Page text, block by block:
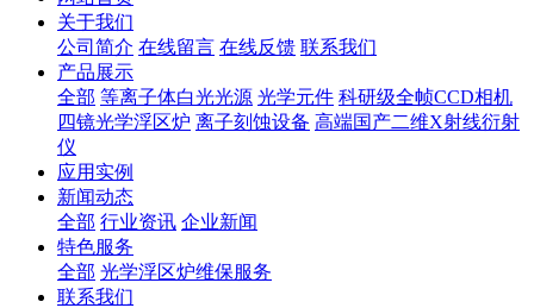
关于我们
公司简介 在线留言 在线反馈 联系我们
产品展示
全部 等离子体白光光源 光学元件 科研级全帧CCD相机
四镜光学浮区炉 离子刻蚀设备 高端国产二维X射线衍射
仪
应用实例
新闻动态
全部 行业资讯 企业新闻
特色服务
全部 光学浮区炉维保服务
联系我们